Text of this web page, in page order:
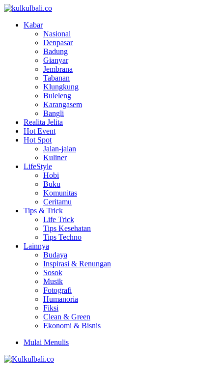
Kabar
Nasional
Denpasar
Badung
Gianyar
Jembrana
Tabanan
Klungkung
Buleleng
Karangasem
Bangli
Realita Jelita
Hot Event
Hot Spot
Jalan-jalan
Kuliner
LifeStyle
Hobi
Buku
Komunitas
Ceritamu
Tips & Trick
Life Trick
Tips Kesehatan
Tips Techno
Lainnya
Budaya
Inspirasi & Renungan
Sosok
Musik
Fotografi
Humanoria
Fiksi
Clean & Green
Ekonomi & Bisnis
Mulai Menulis